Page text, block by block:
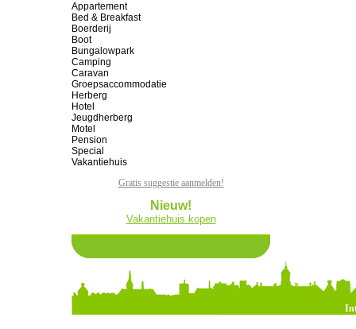
Appartement
Bed & Breakfast
Boerderij
Boot
Bungalowpark
Camping
Caravan
Groepsaccommodatie
Herberg
Hotel
Jeugdherberg
Motel
Pension
Special
Vakantiehuis
Gratis suggestie aanmelden!
Nieuw!
Vakantiehuis kopen